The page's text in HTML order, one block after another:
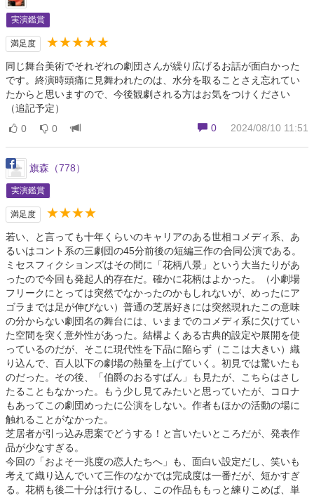
実演鑑賞
満足度 ★★★★★
同じ舞台美術でそれぞれの劇団さんが繰り広げるお話が面白かった
です。終演時頭痛に見舞われたのは、水分を取ることさえ忘れてい
たからと思いますので、今後観劇される方はお気をつけください
（追記予定）
0
2024/08/10 11:51
0 0
旗森（778）
実演鑑賞
満足度 ★★★★
若い、と言っても十年くらいのキャリアのある世相コメディ系、あ
るいはコント系の三劇団の45分前後の短編三作の合同公演である。
ミセスフィクションズはその間に「花柄八景」という大当たりがあ
ったので今回も発起人的存在だ。確かに花柄はよかった。（小劇場
フリークにとっては突然でなかったのかもしれないが、めったにア
ゴラまでは足が伸びない）普通の芝居好きには突然現れたこの意味
の分からない劇団名の舞台には、いままでのコメディ系に欠けてい
た空間を突く意外性があった。結構よくある古典的設定や展開を使
っているのだが、そこに現代性を下品に陥らず（ここは大きい）織
り込んで、百人以下の劇場の熱量を上げていく。初見では驚いたも
のだった。その後、「伯爵のおるすばん」も見たが、こちらはさし
たることもなかった。もう少し見てみたいと思っていたが、コロナ
もあってこの劇団めったに公演をしない。作者もほかの活動の場に
触れることがなかった。
芝居者が引っ込み思案でどうする！と言いたいところだが、発表作
品が少なすぎる。
今回の「およそ一兆度の恋人たちへ」も、面白い設定だし、笑いも
考えて織り込んでいて三作のなかでは完成度は一番だが、短かすぎ
る。花柄も後二十分は行けるし、この作品ももっと練りこめば、単